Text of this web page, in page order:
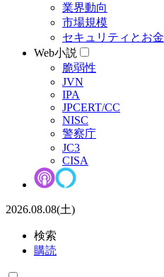
業界動向
市場規模
セキュリティとお金
Web小説
脆弱性
JVN
IPA
JPCERT/CC
NISC
警察庁
JC3
CISA
2026.08.08(土)
検索
購読